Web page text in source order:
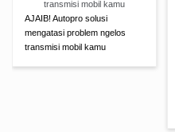
AJAIB! Autopro solusi
mengatasi problem ngelos
transmisi mobil kamu